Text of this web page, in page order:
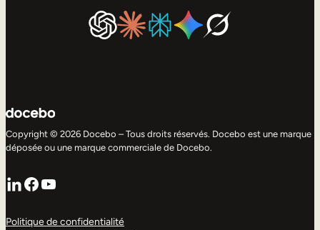
Copyright © 2026 Docebo – Tous droits réservés. Docebo est une marque
déposée ou une marque commerciale de Docebo.
LinkedIn
Facebook
YouTube
Politique de confidentialité